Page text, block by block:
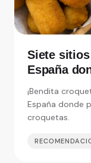
Siete
España
¡Bendita
España donde
croquetas.